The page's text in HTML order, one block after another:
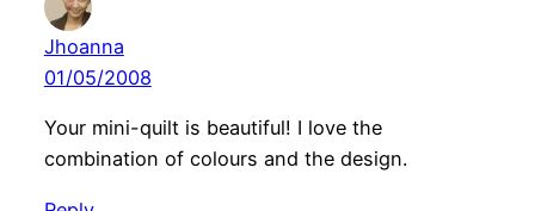
Jhoanna
01/05/2008
Your mini-quilt is beautiful! I love the
combination of colours and the design.